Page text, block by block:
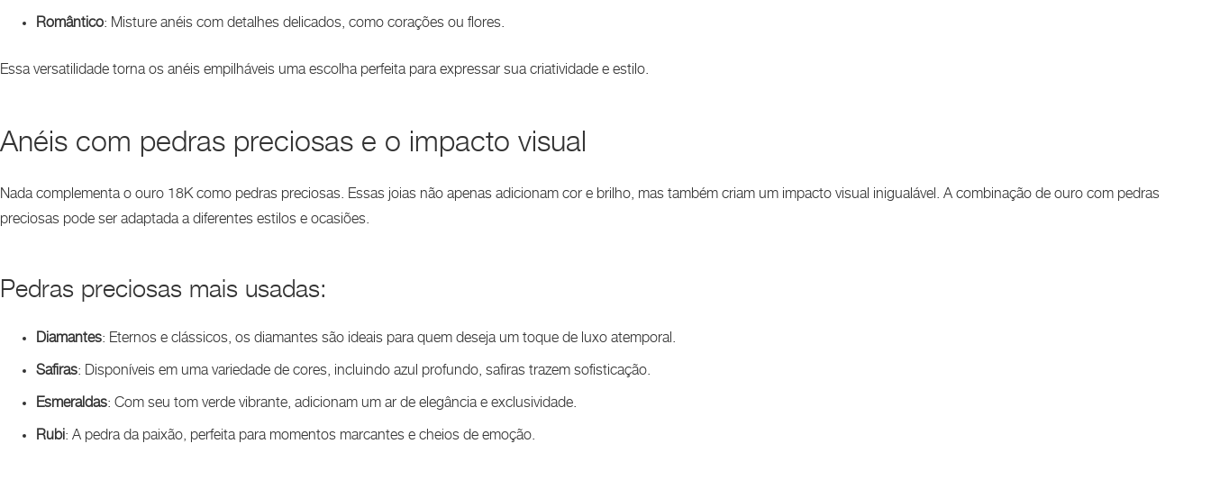
Romântico: Misture anéis com detalhes delicados, como corações ou flores.
Essa versatilidade torna os anéis empilháveis uma escolha perfeita para expressar sua criatividade e estilo.
Anéis com pedras preciosas e o impacto visual
Nada complementa o ouro 18K como pedras preciosas. Essas joias não apenas adicionam cor e brilho, mas também criam um impacto visual inigualável. A combinação de ouro com pedras
preciosas pode ser adaptada a diferentes estilos e ocasiões.
Pedras preciosas mais usadas:
Diamantes: Eternos e clássicos, os diamantes são ideais para quem deseja um toque de luxo atemporal.
Safiras: Disponíveis em uma variedade de cores, incluindo azul profundo, safiras trazem sofisticação.
Esmeraldas: Com seu tom verde vibrante, adicionam um ar de elegância e exclusividade.
Rubi: A pedra da paixão, perfeita para momentos marcantes e cheios de emoção.